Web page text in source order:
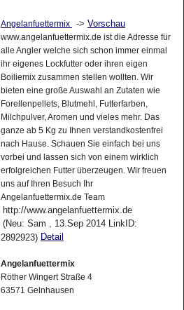
Angelanfuettermix -> Vorschau
www.angelanfuettermix.de ist die Adresse für
alle Angler welche sich schon immer einmal
ihr eigenes Lockfutter oder ihren eigen
Boiliemix zusammen stellen wollten. Wir
bieten eine große Auswahl an Zutaten wie
Forellenpellets, Blutmehl, Futterfarben,
Milchpulver, Aromen und vieles mehr. Das
ganze ab 5 Kg zu Ihnen verstandkostenfrei
nach Hause. Schauen Sie einfach bei uns
vorbei und lassen sich von einem wirklich
erfolgreichen Futter überzeugen. Wir freuen
uns auf Ihren Besuch Ihr
Angelanfuettermix.de Team
http://www.angelanfuettermix.de
(Neu: Sam , 13.Sep 2014 LinkID:
2892923) Detail
Angelanfuettermix
Röther Wingert Straße 4
63571 Gelnhausen